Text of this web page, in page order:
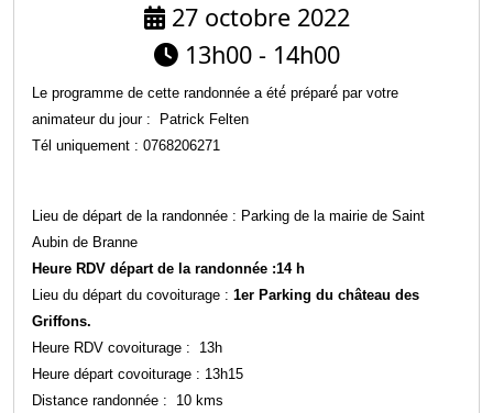
27 octobre 2022
13h00 - 14h00
Le programme de cette randonnée a été́ préparé́ par votre
animateur du jour : Patrick Felten
Tél uniquement : 0768206271
Lieu de départ de la randonnée : Parking de la mairie de Saint
Aubin de Branne
Heure RDV départ de la randonnée :14 h
Lieu du départ du covoiturage : 1er Parking du château des
Griffons.
Heure RDV covoiturage : 13h
Heure départ covoiturage : 13h15
Distance randonnée :
10 kms